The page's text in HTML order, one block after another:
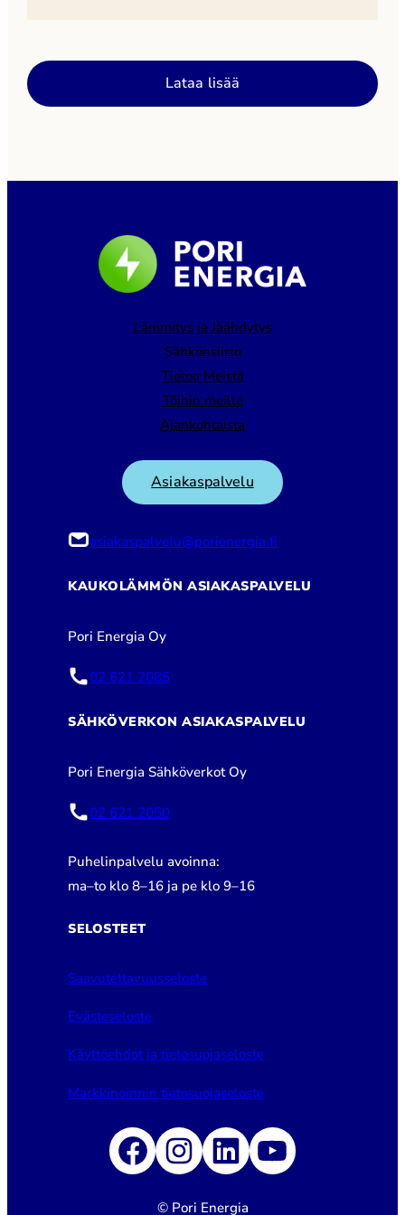
käyttöön uudistetun kaukolämmön asiointipalvelun
Lataa lisää
Lämmitys ja Jäähdytys
Sähkönsiirto
Tietoa Meistä
Töihin meille
Ajankohtaista
Asiakaspalvelu
asiakaspalvelu@porienergia.fi
KAUKOLÄMMÖN ASIAKASPALVELU
Pori Energia Oy
02 621 2085
SÄHKÖVERKON ASIAKASPALVELU
Pori Energia Sähköverkot Oy
02 621 2050
Puhelinpalvelu avoinna:
ma–to klo 8–16 ja pe klo 9–16
SELOSTEET
Saavutettavuusseloste
Evästeseloste
Käyttöehdot ja tietosuojaseloste
Markkinoinnin tietosuojaseloste
Facebook
Instagram
LinkedIn
YouTube
© Pori Energia